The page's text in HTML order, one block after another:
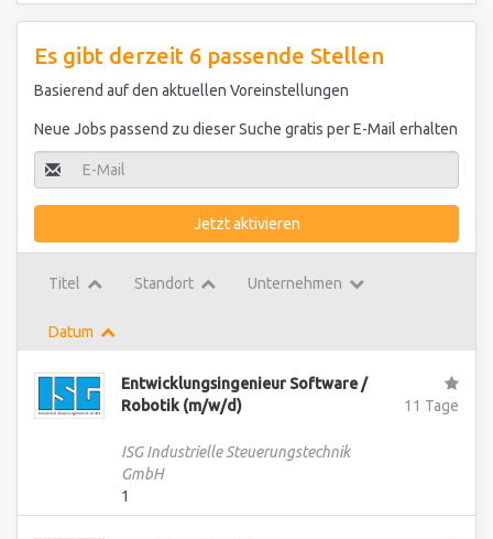
Es gibt derzeit 6 passende Stellen
Basierend auf den aktuellen Voreinstellungen
Neue Jobs passend zu dieser Suche gratis per E-Mail erhalten
Jetzt aktivieren
Titel Standort Unternehmen
Datum
Entwicklungsingenieur Software /
Robotik (m/w/d)
ISG Industrielle Steuerungstechnik
GmbH
1
11 Tage